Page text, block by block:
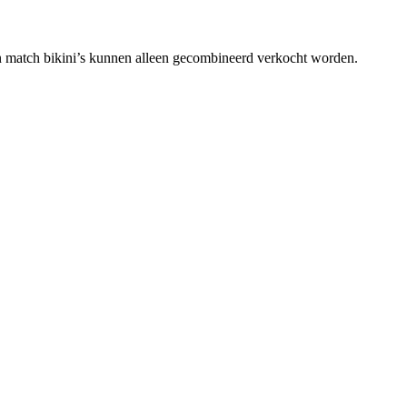
bikini’s kunnen alleen gecombineerd verkocht worden.